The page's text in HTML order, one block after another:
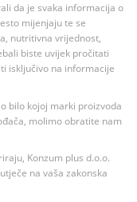
da je svaka informacija o
mijenjaju te se
nutritivna vrijednost,
biste uvijek pročitati
isključivo na informacije
bilo kojoj marki proizvoda
molimo obratite nam
Konzum plus d.o.o.
na vaša zakonska